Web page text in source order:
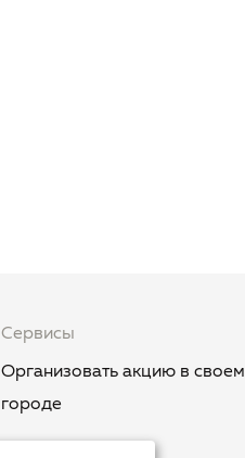
Сервисы
Организовать акцию в своем
городе